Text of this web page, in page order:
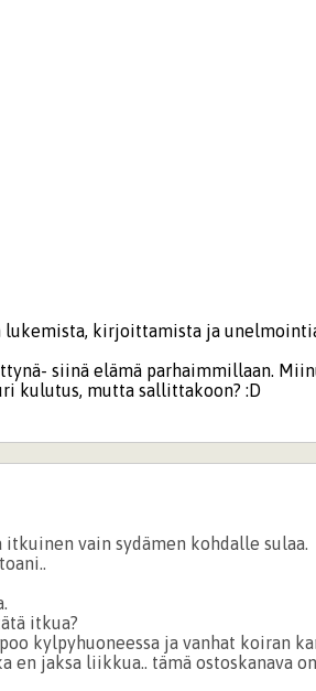
lukemista, kirjoittamista ja
siinä elämä parhaimmillaan.
kulutus, mutta sallittakoon? :D
vain sydämen kohdalle sulaa.
itkua?
kylpyhuoneessa ja vanhat koiran
en jaksa liikkua.. tämä ostoskanava